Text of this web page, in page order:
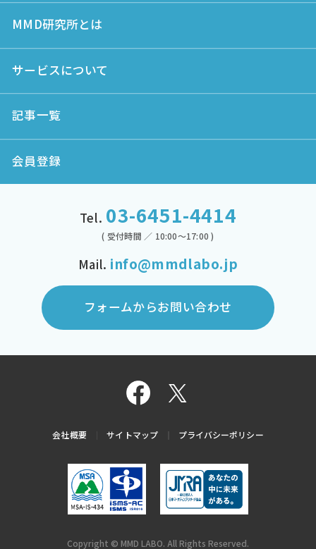
MMD研究所とは
サービスについて
記事一覧
会員登録
Tel. 03-6451-4414
( 受付時間 ／ 10:00～17:00 )
Mail. info@mmdlabo.jp
フォームからお問い合わせ
会社概要 サイトマップ プライバシーポリシー
Copyright © MMD LABO. All Rights Reserved.